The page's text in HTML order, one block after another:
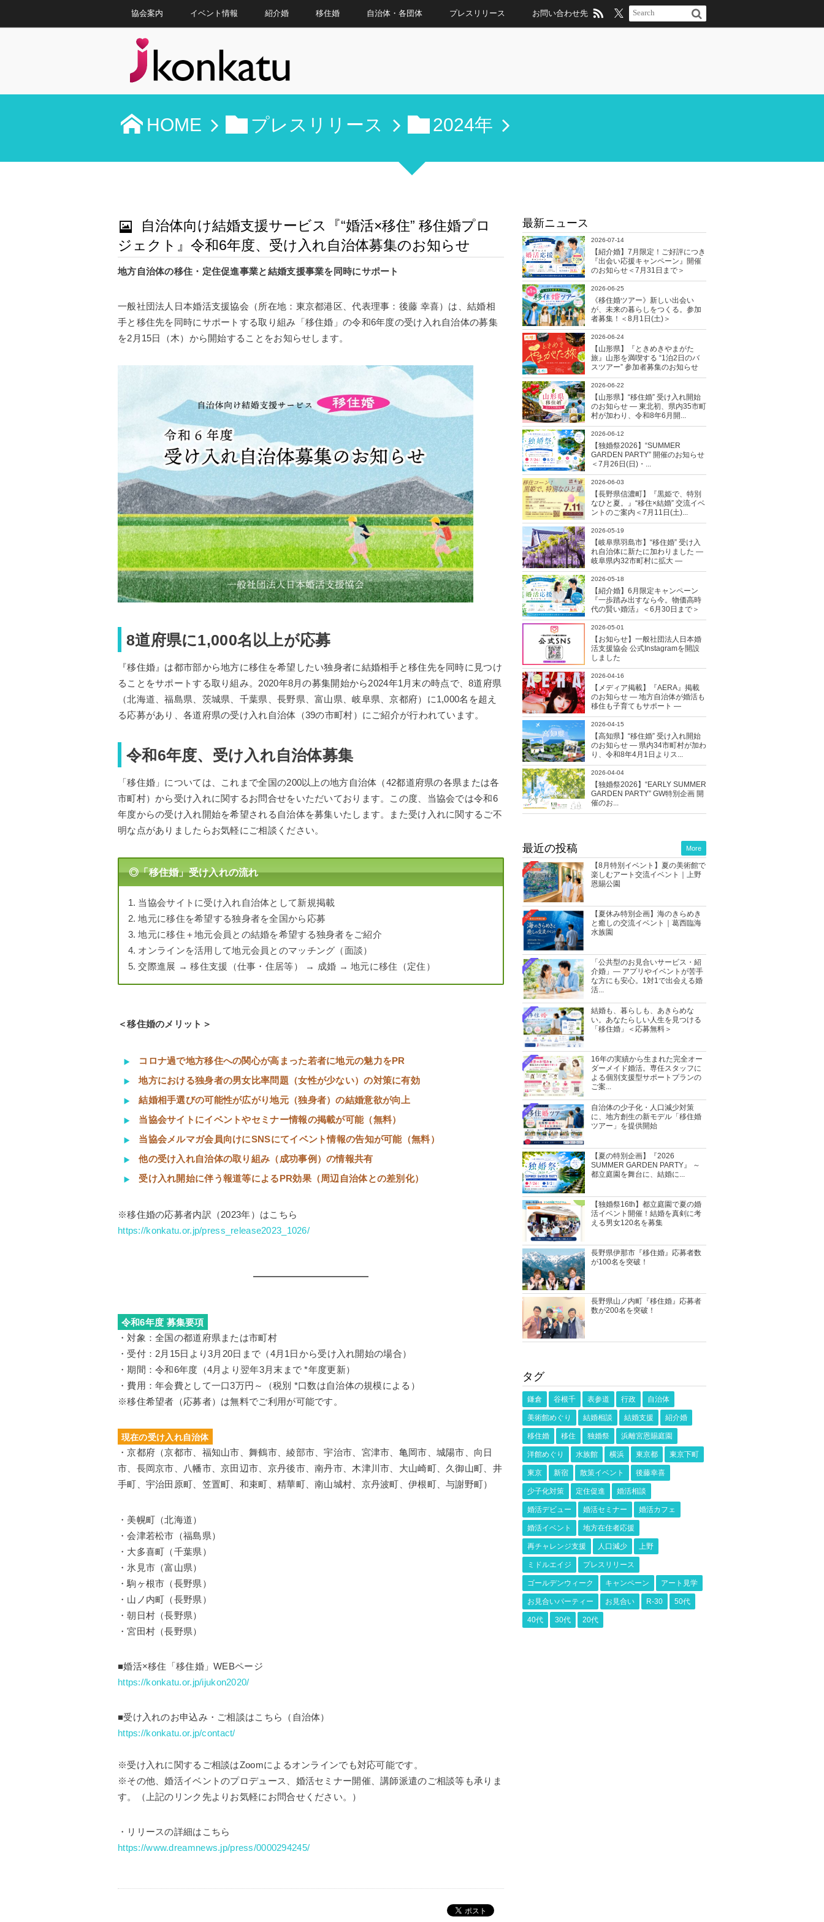
協会案内 イベント情報 紹介婚 移住婚 自治体・各団体 プレスリリース お問い合わせ先
HOME プレスリリース 2024年
自治体向け結婚支援サービス『“婚活×移住” 移住婚プロ
ジェクト』令和6年度、受け入れ自治体募集のお知らせ
地方自治体の移住・定住促進事業と結婚支援事業を同時にサポート
一般社団法人日本婚活支援協会（所在地：東京都港区、代表理事：後藤 幸喜）は、結婚相
手と移住先を同時にサポートする取り組み「移住婚」の令和6年度の受け入れ自治体の募集
を2月15日（木）から開始することをお知らせします。
8道府県に1,000名以上が応募
『移住婚』は都市部から地方に移住を希望したい独身者に結婚相手と移住先を同時に見つけ
ることをサポートする取り組み。2020年8月の募集開始から2024年1月末の時点で、8道府県
（北海道、福島県、茨城県、千葉県、長野県、富山県、岐阜県、京都府）に1,000名を超え
る応募があり、各道府県の受け入れ自治体（39の市町村）にご紹介が行われています。
令和6年度、受け入れ自治体募集
「移住婚」については、これまで全国の200以上の地方自治体（42都道府県の各県または各
市町村）から受け入れに関するお問合せをいただいております。この度、当協会では令和6
年度からの受け入れ開始を希望される自治体を募集いたします。また受け入れに関するご不
明な点がありましたらお気軽にご相談ください。
◎「移住婚」受け入れの流れ
1. 当協会サイトに受け入れ自治体として新規掲載
2. 地元に移住を希望する独身者を全国から応募
3. 地元に移住＋地元会員との結婚を希望する独身者をご紹介
4. オンラインを活用して地元会員とのマッチング（面談）
5. 交際進展 → 移住支援（仕事・住居等） → 成婚 → 地元に移住（定住）
＜移住婚のメリット＞
コロナ過で地方移住への関心が高まった若者に地元の魅力をPR
地方における独身者の男女比率問題（女性が少ない）の対策に有効
結婚相手選びの可能性が広がり地元（独身者）の結婚意欲が向上
当協会サイトにイベントやセミナー情報の掲載が可能（無料）
当協会メルマガ会員向けにSNSにてイベント情報の告知が可能（無料）
他の受け入れ自治体の取り組み（成功事例）の情報共有
受け入れ開始に伴う報道等によるPR効果（周辺自治体との差別化）
※移住婚の応募者内訳（2023年）はこちら
https://konkatu.or.jp/press_release2023_1026/
令和6年度 募集要項
・対象：全国の都道府県または市町村
・受付：2月15日より3月20日まで（4月1日から受け入れ開始の場合）
・期間：令和6年度（4月より翌年3月末まで *年度更新）
・費用：年会費として一口3万円～（税別 *口数は自治体の規模による）
※移住希望者（応募者）は無料でご利用が可能です。
現在の受け入れ自治体
・京都府（京都市、福知山市、舞鶴市、綾部市、宇治市、宮津市、亀岡市、城陽市、向日
市、長岡京市、八幡市、京田辺市、京丹後市、南丹市、木津川市、大山崎町、久御山町、井
手町、宇治田原町、笠置町、和束町、精華町、南山城村、京丹波町、伊根町、与謝野町）
・美幌町（北海道）
・会津若松市（福島県）
・大多喜町（千葉県）
・氷見市（富山県）
・駒ヶ根市（長野県）
・山ノ内町（長野県）
・朝日村（長野県）
・宮田村（長野県）
■婚活×移住「移住婚」WEBページ
https://konkatu.or.jp/ijukon2020/
■受け入れのお申込み・ご相談はこちら（自治体）
https://konkatu.or.jp/contact/
※受け入れに関するご相談はZoomによるオンラインでも対応可能です。
※その他、婚活イベントのプロデュース、婚活セミナー開催、講師派遣のご相談等も承りま
す。（上記のリンク先よりお気軽にお問合せください。）
・リリースの詳細はこちら
https://www.dreamnews.jp/press/0000294245/
最新ニュース
2026-07-14
【紹介婚】7月限定！ご好評につき
『出会い応援キャンペーン』開催
のお知らせ＜7月31日まで＞
2026-06-25
《移住婚ツアー》新しい出会い
が、未来の暮らしをつくる。参加
者募集！＜8月1日(土)＞
2026-06-24
【山形県】『ときめきやまがた
旅』山形を満喫する “1泊2日のバ
スツアー” 参加者募集のお知らせ
2026-06-22
【山形県】“移住婚” 受け入れ開始
のお知らせ ― 東北初、県内35市町
村が加わり、令和8年6月開...
2026-06-12
【独婚祭2026】“SUMMER
GARDEN PARTY” 開催のお知らせ
＜7月26日(日)・...
2026-06-03
【長野県信濃町】『黒姫で、特別
なひと夏。』“移住×結婚” 交流イベ
ントのご案内＜7月11日(土)...
2026-05-19
【岐阜県羽島市】“移住婚” 受け入
れ自治体に新たに加わりました ―
岐阜県内32市町村に拡大 ―
2026-05-18
【紹介婚】6月限定キャンペーン
『一歩踏み出すなら今。物価高時
代の賢い婚活』＜6月30日まで＞
2026-05-01
【お知らせ】一般社団法人日本婚
活支援協会 公式Instagramを開設
しました
2026-04-16
【メディア掲載】『AERA』掲載
のお知らせ ― 地方自治体が婚活も
移住も子育てもサポート ―
2026-04-15
【高知県】“移住婚” 受け入れ開始
のお知らせ ― 県内34市町村が加わ
り、令和8年4月1日よりス...
2026-04-04
【独婚祭2026】“EARLY SUMMER
GARDEN PARTY” GW特別企画 開
催のお...
最近の投稿
【8月特別イベント】夏の美術館で
楽しむアート交流イベント｜上野
恩賜公園
【夏休み特別企画】海のきらめき
と癒しの交流イベント｜葛西臨海
水族園
「公共型のお見合いサービス・紹
介婚」― アプリやイベントが苦手
な方にも安心。1対1で出会える婚
活...
結婚も、暮らしも、あきらめな
い。あなたらしい人生を見つける
「移住婚」＜応募無料＞
16年の実績から生まれた完全オー
ダーメイド婚活。専任スタッフに
よる個別支援型サポートプランの
ご案...
自治体の少子化・人口減少対策
に、地方創生の新モデル「移住婚
ツアー」を提供開始
【夏の特別企画】『2026
SUMMER GARDEN PARTY』 ～
都立庭園を舞台に、結婚に...
【独婚祭16th】都立庭園で夏の婚
活イベント開催！結婚を真剣に考
える男女120名を募集
長野県伊那市『移住婚』応募者数
が100名を突破！
長野県山ノ内町『移住婚』応募者
数が200名を突破！
More
タグ
鎌倉 谷根千 表参道 行政 自治体
美術館めぐり 結婚相談 結婚支援 紹介婚
移住婚 移住 独婚祭 浜離宮恩賜庭園
洋館めぐり 水族館 横浜 東京都 東京下町
東京 新宿 散策イベント 後藤幸喜
少子化対策 定住促進 婚活相談
婚活デビュー 婚活セミナー 婚活カフェ
婚活イベント 地方在住者応援
再チャレンジ支援 人口減少 上野
ミドルエイジ プレスリリース
ゴールデンウィーク キャンペーン アート見学
お見合いパーティー お見合い R-30 50代
40代 30代 20代